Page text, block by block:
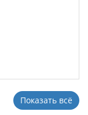
Показать всё